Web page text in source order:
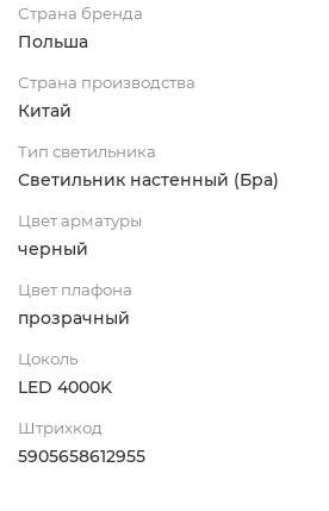
Страна бренда
Польша
Страна производства
Китай
Тип светильника
Светильник настенный (Бра)
Цвет арматуры
черный
Цвет плафона
прозрачный
Цоколь
LED 4000K
Штрихкод
5905658612955